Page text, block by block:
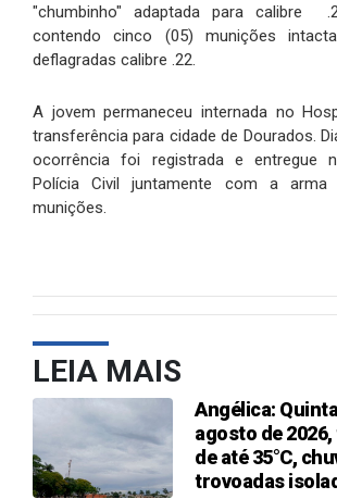
"chumbinho" adaptada para calibre
contendo cinco (05) munições
deflagradas calibre .22.
A jovem permaneceu internada no
transferência para cidade de Dourados.
ocorrência foi registrada e entregue
Polícia Civil juntamente com a
munições.
LEIA MAIS
Angélica:
agosto de
de até 35°C,
trovoadas